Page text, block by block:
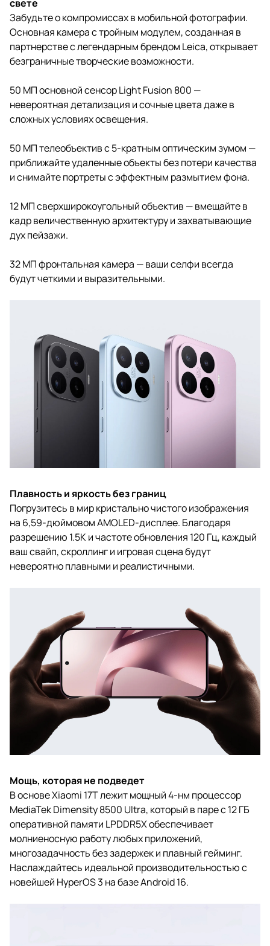
свете
Забудьте о компромиссах в мобильной фотографии.
Основная камера с тройным модулем, созданная в
партнерстве с легендарным брендом Leica, открывает
безграничные творческие возможности.
50 МП основной сенсор Light Fusion 800 —
невероятная детализация и сочные цвета даже в
сложных условиях освещения.
50 МП телеобъектив с 5-кратным оптическим зумом —
приближайте удаленные объекты без потери качества
и снимайте портреты с эффектным размытием фона.
12 МП сверхширокоугольный объектив — вмещайте в
кадр величественную архитектуру и захватывающие
дух пейзажи.
32 МП фронтальная камера — ваши селфи всегда
будут четкими и выразительными.
Плавность и яркость без границ
Погрузитесь в мир кристально чистого изображения
на 6,59-дюймовом AMOLED-дисплее. Благодаря
разрешению 1.5K и частоте обновления 120 Гц, каждый
ваш свайп, скроллинг и игровая сцена будут
невероятно плавными и реалистичными.
Мощь, которая не подведет
В основе Xiaomi 17T лежит мощный 4-нм процессор
MediaTek Dimensity 8500 Ultra, который в паре с 12 ГБ
оперативной памяти LPDDR5X обеспечивает
молниеносную работу любых приложений,
многозадачность без задержек и плавный гейминг.
Наслаждайтесь идеальной производительностью с
новейшей HyperOS 3 на базе Android 16.